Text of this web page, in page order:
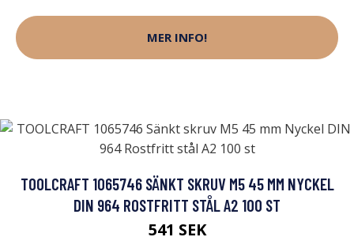
MER INFO!
TOOLCRAFT 1065746 SÄNKT SKRUV M5 45 MM NYCKEL
DIN 964 ROSTFRITT STÅL A2 100 ST
541 SEK